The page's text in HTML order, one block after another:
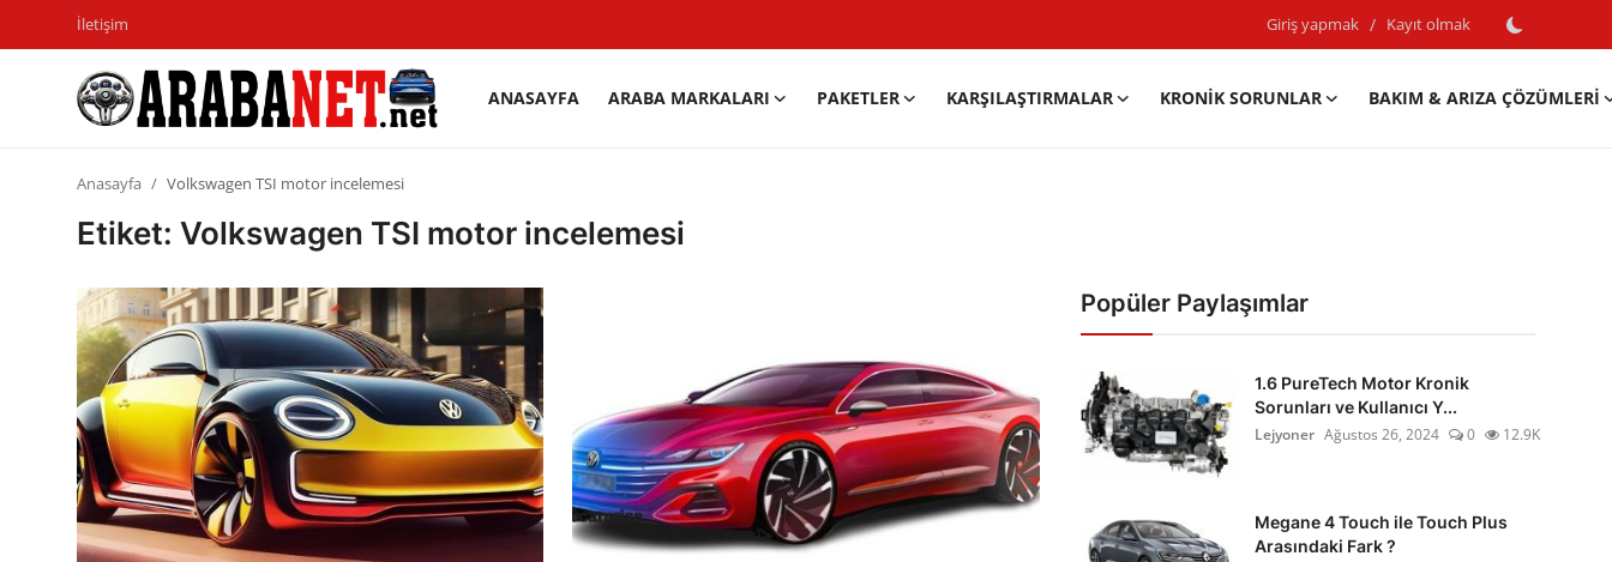
İletişim Giriş yapmak / Kayıt olmak
ANASAYFA ARABA MARKALARI PAKETLER KARŞILAŞTIRMALAR KRONIK SORUNLAR
BAKIM & ARIZA ÇÖZÜMLERI
Giriş
Kayıt
Anasayfa
Araba Markaları
Paketler
Karşılaştırmalar
Kronik Sorunlar
Bakım & Arıza Çözümleri
Anasayfa Volkswagen TSI motor incelemesi
Etiket: Volkswagen TSI motor incelemesi
Popüler Paylaşımlar
1.6 PureTech Motor Kronik
Sorunları ve Kullanıcı Y...
Lejyoner Ağustos 26, 2024 0 12.9K
Megane 4 Touch ile Touch Plus
Arasındaki Fark ?